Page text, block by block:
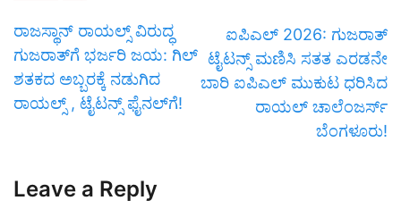
ರಾಜಸ್ಥಾನ್ ರಾಯಲ್ಸ್ ವಿರುದ್ಧ
ಗುಜರಾತ್‌ಗೆ ಭರ್ಜರಿ ಜಯ: ಗಿಲ್
ಶತಕದ ಅಬ್ಬರಕ್ಕೆ ನಡುಗಿದ
ರಾಯಲ್ಸ್ , ಟೈಟನ್ಸ್ ಫೈನಲ್‌ಗೆ!
ಐಪಿಎಲ್ 2026: ಗುಜರಾತ್
ಟೈಟನ್ಸ್ ಮಣಿಸಿ ಸತತ ಎರಡನೇ
ಬಾರಿ ಐಪಿಎಲ್ ಮುಕುಟ ಧರಿಸಿದ
ರಾಯಲ್ ಚಾಲೆಂಜರ್ಸ್
ಬೆಂಗಳೂರು!
Leave a Reply